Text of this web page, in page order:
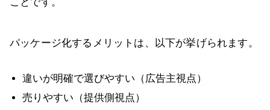
パッケージ化するメリットは、以下が挙げられます。
違いが明確で選びやすい（広告主視点）
売りやすい（提供側視点）